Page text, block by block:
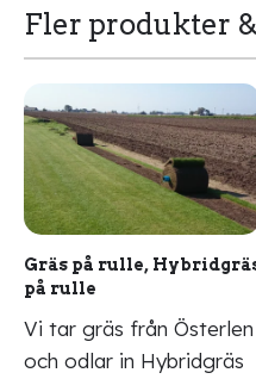
Fler produkter
Gräs på rulle,
på rulle
Vi tar gräs från Österlen
och odlar in Hybridgräs